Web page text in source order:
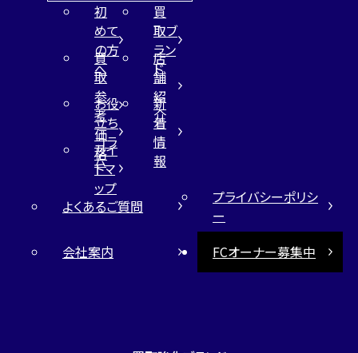
初
めて
の方
へ
買
取ブ
ラン
ド
買
取
参
考
価
格
店
舗
紹
介
お役
立ち
コラ
ム
新
着
情
報
サイ
トマ
ップ
よくあるご質問
プライバシーポリシ
ー
会社案内
FCオーナー募集中